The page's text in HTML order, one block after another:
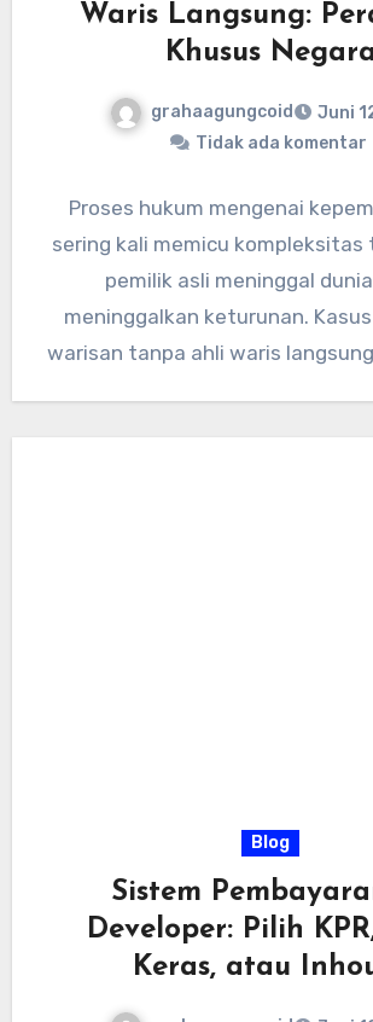
Waris Langsung:
Khusus Negara
grahaagungcoid
Juni
Tidak ada komentar
Proses hukum mengenai
sering kali memicu kompleksitas
pemilik asli meninggal
meninggalkan keturunan.
warisan tanpa ahli waris
Blog
Sistem
Developer: Pilih
Keras, atau